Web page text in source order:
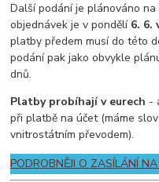
Další podání je plánováno na
objednávek je v pondělí 6. 6.
platby předem musí do této
podání pak jako obvykle
dnů.
Platby probíhají v eurech -
při platbě na účet (máme
vnitrostátním převodem).
PODROBNĚJI O ZASÍLÁNÍ